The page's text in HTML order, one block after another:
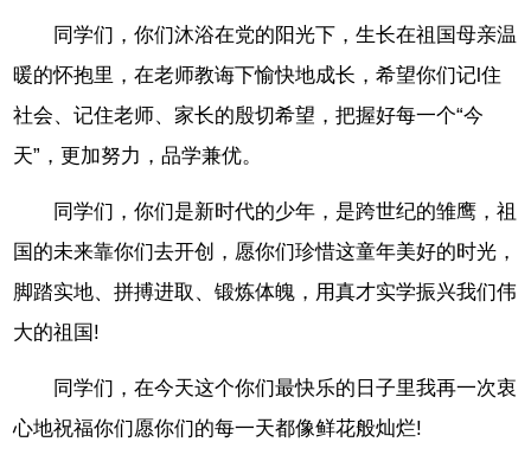
同学们，你们沐浴在党的阳光下，生长在祖国母亲温
暖的怀抱里，在老师教诲下愉快地成长，希望你们记l住
社会、记住老师、家长的殷切希望，把握好每一个“今
天”，更加努力，品学兼优。
同学们，你们是新时代的少年，是跨世纪的雏鹰，祖
国的未来靠你们去开创，愿你们珍惜这童年美好的时光，
脚踏实地、拼搏进取、锻炼体魄，用真才实学振兴我们伟
大的祖国!
同学们，在今天这个你们最快乐的日子里我再一次衷
心地祝福你们愿你们的每一天都像鲜花般灿烂!